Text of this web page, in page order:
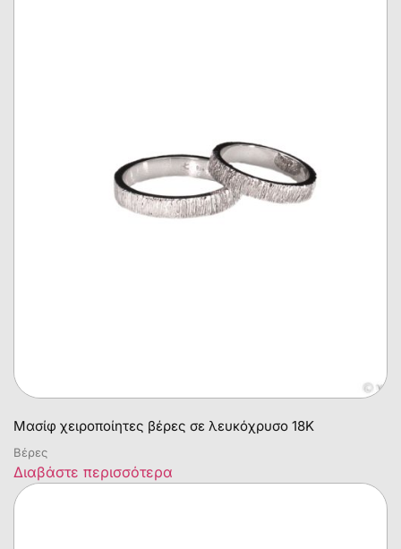
Μασίφ χειροποίητες βέρες σε λευκόχρυσο 18Κ
Βέρες
Διαβάστε περισσότερα